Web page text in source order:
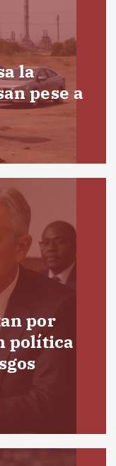
la
pese a
por
política